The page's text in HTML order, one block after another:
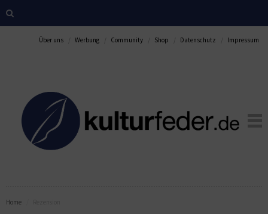
Über uns Werbung Community Shop Datenschutz Impressum
Home